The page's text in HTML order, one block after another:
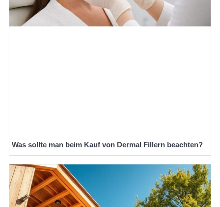
Was sollte man beim Kauf von Dermal Fillern beachten?